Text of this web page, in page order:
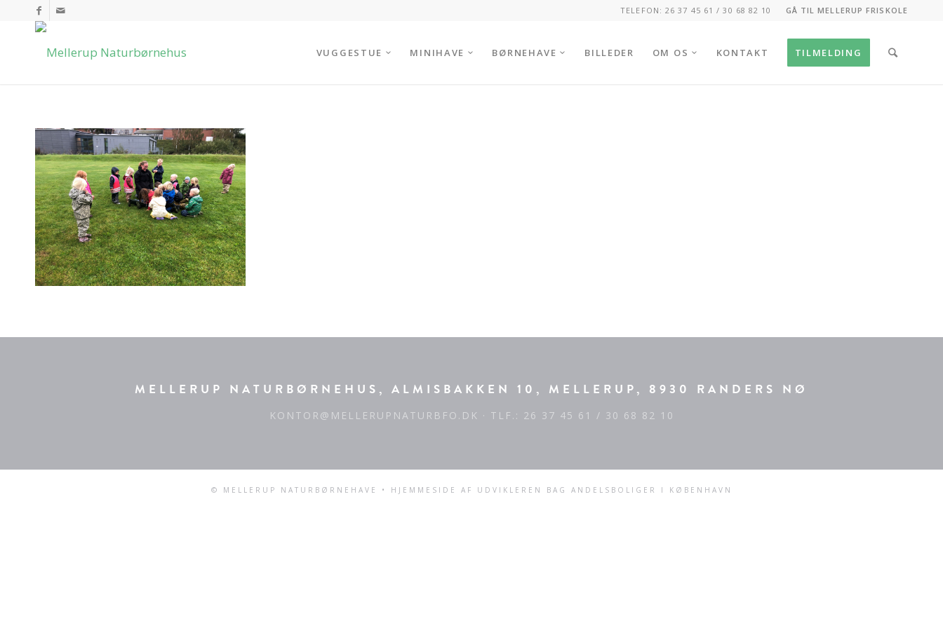
GÅ TIL MELLERUP FRISKOLE
TELEFON: 26 37 45 61 / 30 68 82 10
VUGGESTUE MINIHAVE BØRNEHAVE BILLEDER OM OS KONTAKT TILMELDING
MELLERUP NATURBØRNEHUS, ALMISBAKKEN 10, MELLERUP, 8930 RANDERS NØ
KONTOR@MELLERUPNATURBFO.DK · TLF.: 26 37 45 61 / 30 68 82 10
© MELLERUP NATURBØRNEHAVE • HJEMMESIDE AF UDVIKLEREN BAG ANDELSBOLIGER I KØBENHAVN